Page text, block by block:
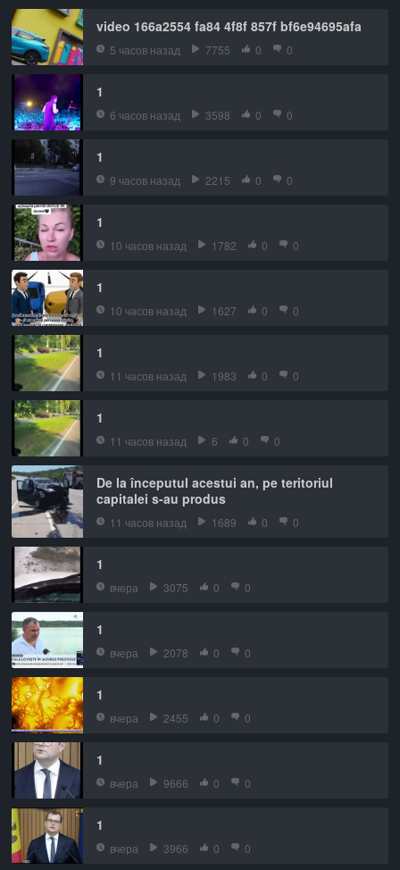
video 166a2554 fa84 4f8f 857f bf6e94695afa
5 часов назад 7755 0 0
1
6 часов назад 3598 0 0
1
9 часов назад 2215 0 0
1
10 часов назад 1782 0 0
1
10 часов назад 1627 0 0
1
11 часов назад 1983 0 0
1
11 часов назад 6 0 0
De la începutul acestui an, pe teritoriul
capitalei s-au produs
11 часов назад 1689 0 0
1
вчера 3075 0 0
1
вчера 2078 0 0
1
вчера 2455 0 0
1
вчера 9666 0 0
1
вчера 3966 0 0